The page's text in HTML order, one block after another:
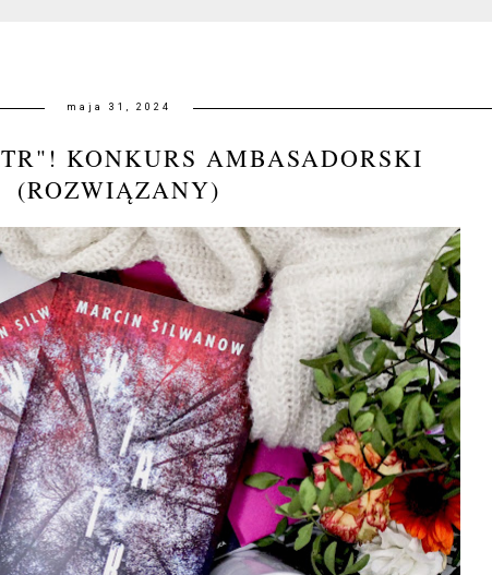
maja 31, 2024
KONKURS AMBASADORSKI
(ROZWIĄZANY)